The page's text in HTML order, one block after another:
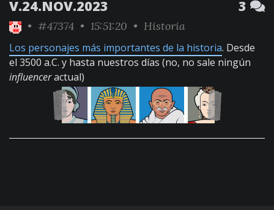
V.24.NOV.2023 3
• #47374 • 15:51:20 • Historia
Los personajes más importantes de la historia. Desde
el 3500 a.C. y hasta nuestros días (no, no sale ningún
influenceractual)